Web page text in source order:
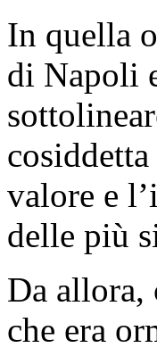
In quella
di Napoli
valore e
delle più
Da allora,
che era